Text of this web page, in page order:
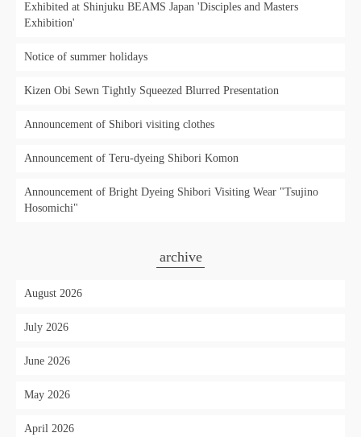
Exhibited at Shinjuku BEAMS Japan 'Disciples and Masters
Exhibition'
Notice of summer holidays
Kizen Obi Sewn Tightly Squeezed Blurred Presentation
Announcement of Shibori visiting clothes
Announcement of Teru-dyeing Shibori Komon
Announcement of Bright Dyeing Shibori Visiting Wear "Tsujino
Hosomichi"
archive
August 2026
July 2026
June 2026
May 2026
April 2026